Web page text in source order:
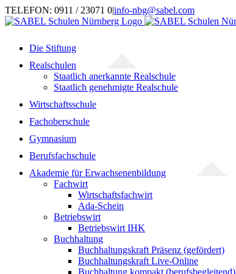
Zum
Inhalt
TELEFON: 0911 / 23071 0|info-nbg@sabel.com
Die Stiftung
Realschulen
Staatlich anerkannte Realschule
Staatlich genehmigte Realschule
Wirtschaftsschule
Fachoberschule
Gymnasium
Berufsfachschule
Akademie für Erwachsenenbildung
Fachwirt
Wirtschaftsfachwirt
Ada-Schein
Betriebswirt
Betriebswirt IHK
Buchhaltung
Buchhaltungskraft Präsenz (gefördert)
Buchhaltungskraft Live-Online
Buchhaltung kompakt (berufsbegleitend)